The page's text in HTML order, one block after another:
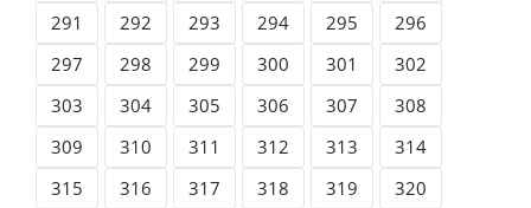
291
292 293 294 295
296
297
298 299 300 301
302
303
304 305 306 307
308
309
310 311 312 313
314
315
316 317 318 319
320